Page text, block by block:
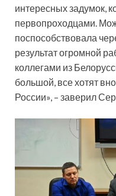
интересных задумок,
первопроходцами.
поспособствовала
результат огромной
коллегами из
большой, все хотят
России», – заверил